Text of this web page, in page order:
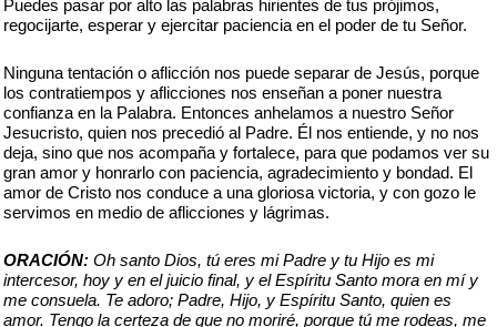
Puedes pasar por alto las palabras hirientes de tus prójimos,
regocijarte, esperar y ejercitar paciencia en el poder de tu Señor.
Ninguna tentación o aflicción nos puede separar de Jesús, porque
los contratiempos y aflicciones nos enseñan a poner nuestra
confianza en la Palabra. Entonces anhelamos a nuestro Señor
Jesucristo, quien nos precedió al Padre. Él nos entiende, y no nos
deja, sino que nos acompaña y fortalece, para que podamos ver su
gran amor y honrarlo con paciencia, agradecimiento y bondad. El
amor de Cristo nos conduce a una gloriosa victoria, y con gozo le
servimos en medio de aflicciones y lágrimas.
ORACIÓN: Oh santo Dios, tú eres mi Padre y tu Hijo es mi
intercesor, hoy y en el juicio final, y el Espíritu Santo mora en mí y
me consuela. Te adoro; Padre, Hijo, y Espíritu Santo, quien es
amor. Tengo la certeza de que no moriré, porque tú me rodeas, me